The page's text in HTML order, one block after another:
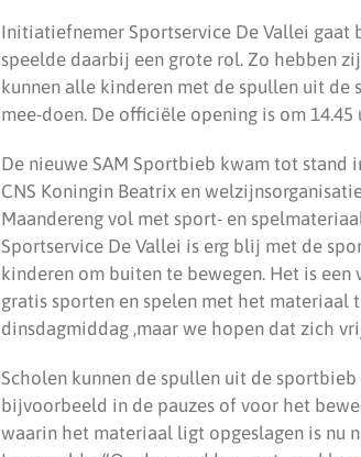
Initiatiefnemer Sportservice De Vallei
speelde daarbij een grote rol. Zo hebben
kunnen alle kinderen met de spullen uit de
mee-doen. De officiële opening is om
De nieuwe SAM Sportbieb kwam tot stand
CNS Koningin Beatrix en
Maandereng vol met sport- en
Sportservice De Vallei is erg blij met de
kinderen om buiten te bewegen. Het is
gratis sporten en spelen met het materiaal
dinsdagmiddag ,maar we hopen dat zich
Scholen kunnen de spullen uit de
bijvoorbeeld in de pauzes of voor het
waarin het materiaal ligt opgeslagen is nu